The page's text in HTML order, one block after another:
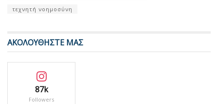
τεχνητή νοημοσύνη
ΑΚΟΛΟΥΘΗΣΤΕ ΜΑΣ
87k
Followers